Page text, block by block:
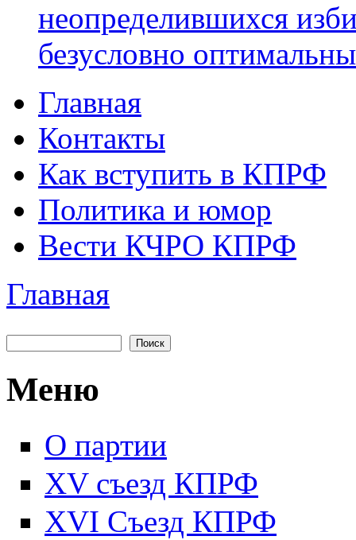
неопределившихся
безусловно
Главное меню
Главная
Контакты
Как вступить в КПРФ
Политика и юмор
Вести КЧРО КПРФ
Вы здесь
Главная
Форма поиска
Меню
О партии
XV съезд КПРФ
XVI Съезд КПРФ